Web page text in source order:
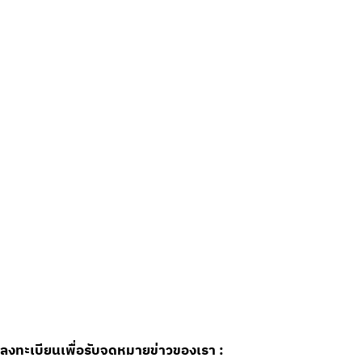
ลงทะเบียนเพื่อรับจดหมายข่าวของเรา :